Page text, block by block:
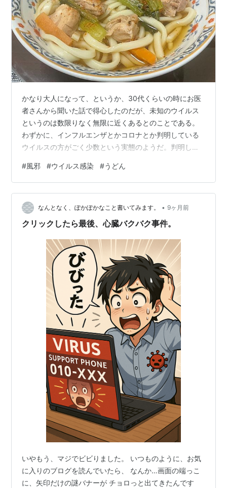
かなり大人になって、というか、30代くらいの時にお医
者さんから聞いた話で得心したのだが、未知のウイルス
というのは数限りなく無限に近くあるとのことである。
わずかに、インフルエンザとかコロナとか判明している
ウイルスの方がごく少数という実態のようだ。判明して
ので、それによって対応可能だが、未知のウイルスによ
る感染症は結局処置なしであるようだ。発熱があったら
解熱剤、腹痛があったらその薬、鼻水・咳があったらそ
の薬。そういう対症療法しかないとのこと。 ということ
で、今回の体調不良は、症状の具合からインフルエンザ
#風邪 #ウイルス感染 #うどん
なんとなく、ぽかぽかなこと書いてみます。 • 9ヶ月前
クリックしたら最後、心臓バクバク事件。
いやもう、マジでビビりました。 いつものように、お気
に入りのブログを読んでいたら、 なんか…画面の端っこ
に、矢印だけの謎バナーが チョロっと出てきたんです